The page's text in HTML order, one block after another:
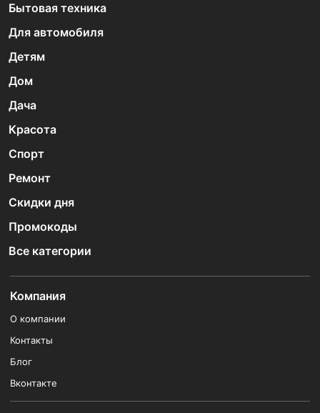
Бытовая техника
Для автомобиля
Детям
Дом
Дача
Красота
Спорт
Ремонт
Скидки дня
Промокоды
Все категории
Компания
О компании
Контакты
Блог
Вконтакте